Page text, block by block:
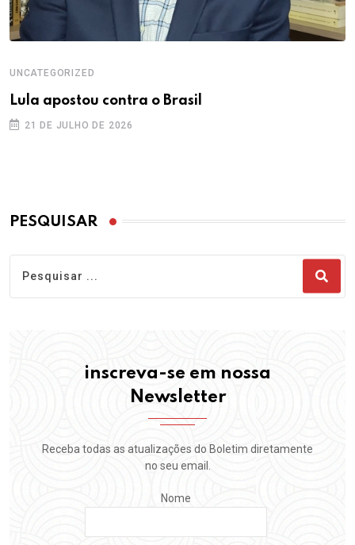
UNCATEGORIZED
Lula apostou contra o Brasil
21 DE JULHO DE 2026
PESQUISAR
inscreva-se em nossa
Newsletter
Receba todas as atualizações do Boletim diretamente
no seu email.
Nome